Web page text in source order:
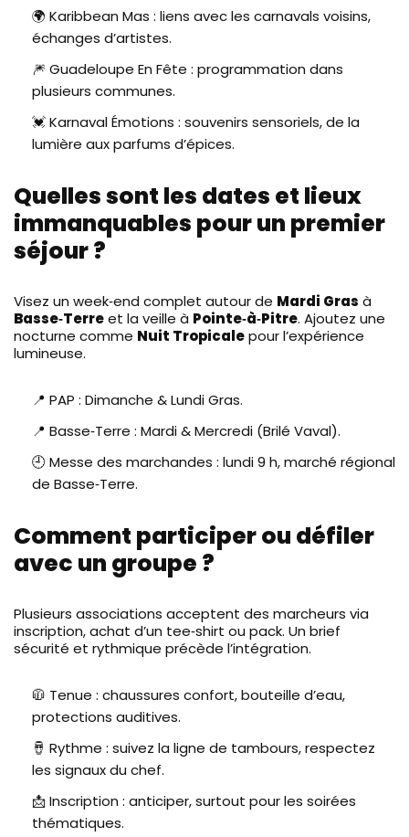
🌍 Karibbean Mas : liens avec les carnavals voisins,
échanges d’artistes.
🎆 Guadeloupe En Fête : programmation dans
plusieurs communes.
💓 Karnaval Émotions : souvenirs sensoriels, de la
lumière aux parfums d’épices.
Quelles sont les dates et lieux
immanquables pour un premier
séjour ?
Visez un week‑end complet autour de Mardi Gras à
Basse‑Terreet la veille à Pointe‑à‑Pitre. Ajoutez une
nocturne comme Nuit Tropicalepour l’expérience
lumineuse.
📍 PAP : Dimanche & Lundi Gras.
📍 Basse‑Terre : Mardi & Mercredi (Brilé Vaval).
🕘 Messe des marchandes : lundi 9 h, marché régional
de Basse‑Terre.
Comment participer ou défiler
avec un groupe ?
Plusieurs associations acceptent des marcheurs via
inscription, achat d’un tee‑shirt ou pack. Un brief
sécurité et rythmique précède l’intégration.
🧥 Tenue : chaussures confort, bouteille d’eau,
protections auditives.
🪘 Rythme : suivez la ligne de tambours, respectez
les signaux du chef.
📩 Inscription : anticiper, surtout pour les soirées
thématiques.